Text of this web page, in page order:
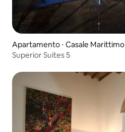
Apartamento ⋅ Casale Marittimo
Superior Suites 5